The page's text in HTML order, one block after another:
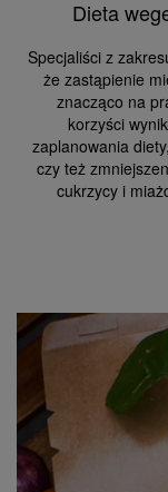
Dieta
Specjaliści z
że zastąpienie
znacząco na
korzyści
zaplanowania
czy też
cukrzycy i